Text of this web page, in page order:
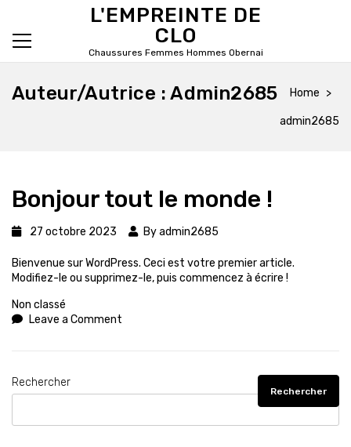
the
content
L'EMPREINTE DE
CLO
Chaussures Femmes Hommes Obernai
Primary Menu
Auteur/autrice :Admin2685 Home
admin2685
Bonjour tout le monde !
27 octobre 2023 Byadmin2685
Bienvenue sur WordPress. Ceci est votre premier article.
Modifiez-le ou supprimez-le, puis commencez à écrire !
Categories
Non classé
Leave a Commenton
Rechercher
Rechercher